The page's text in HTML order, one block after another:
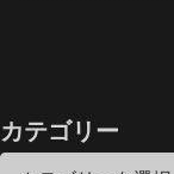
カテゴリー